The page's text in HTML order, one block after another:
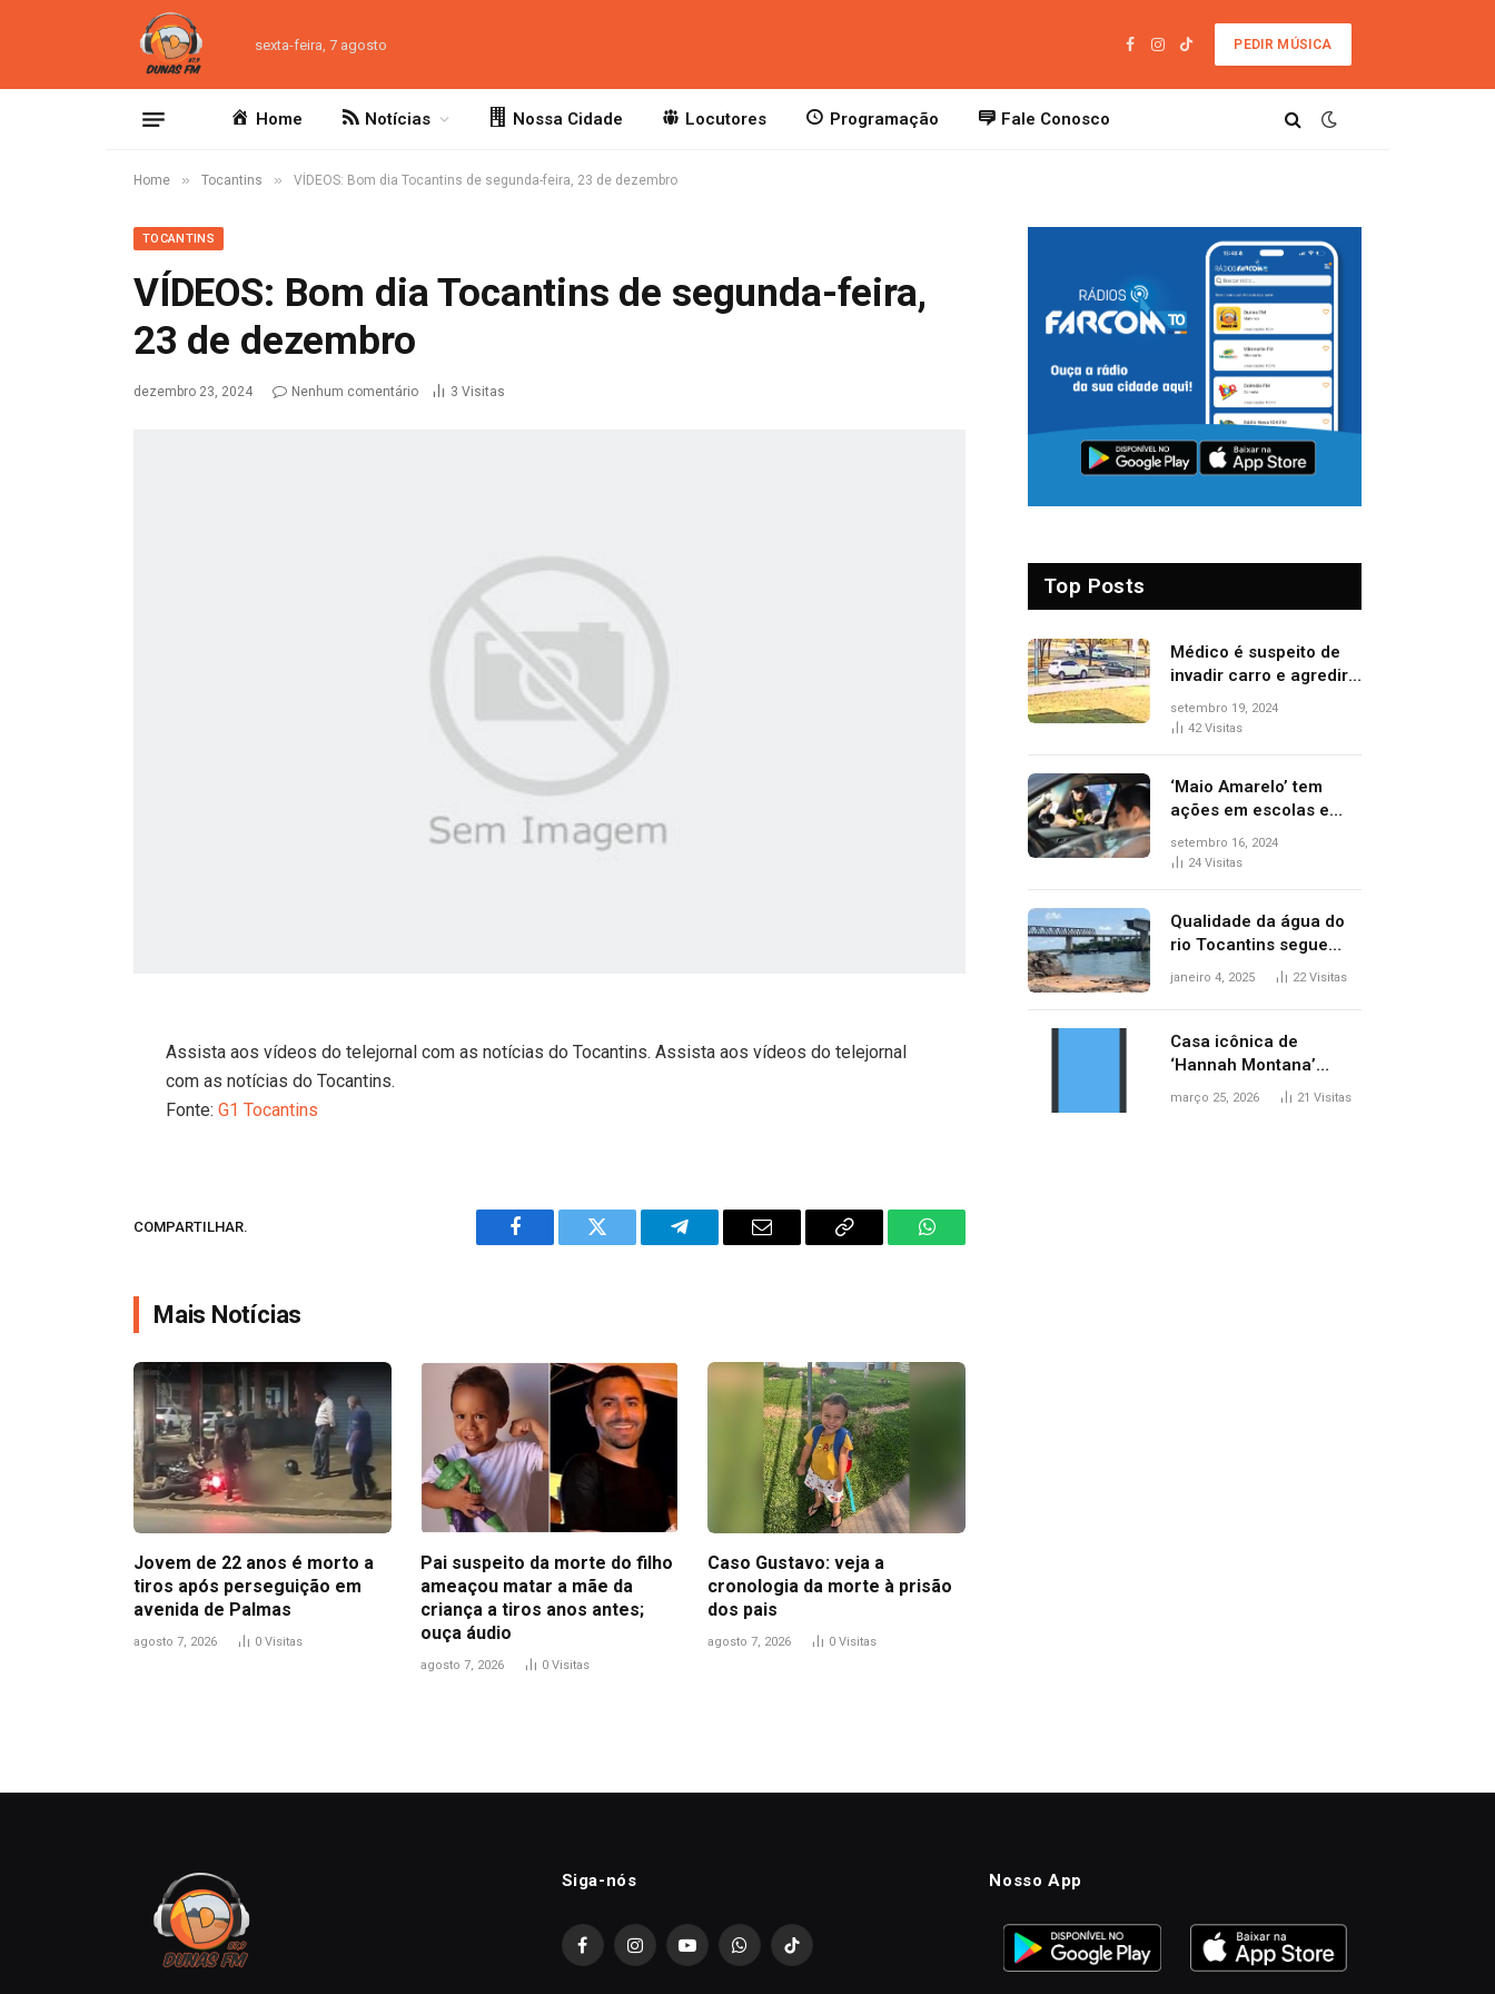
sexta-feira, 7 agosto
Facebook
Instagram
TikTok
PEDIR MÚSICA
Home Notícias Nossa Cidade Locutores Programação Fale Conosco
Home » Tocantins » VÍDEOS: Bom dia Tocantins de segunda-feira, 23 de dezembro
TOCANTINS
VÍDEOS: Bom dia Tocantins de segunda-feira,
23 de dezembro
dezembro 23, 2024 Nenhum comentário 3 Visitas
Assista aos vídeos do telejornal com as notícias do Tocantins. Assista aos vídeos do telejornal
com as notícias do Tocantins.
Fonte:G1 Tocantins
COMPARTILHAR.
Facebook Twitter Telegram Email
Copy
WhatsApp
Mais Notícias
Jovem de 22 anos é morto a
tiros após perseguição em
avenida de Palmas
agosto 7, 2026 0 Visitas
Pai suspeito da morte do filho
ameaçou matar a mãe da
criança a tiros anos antes;
ouça áudio
agosto 7, 2026 0 Visitas
Caso Gustavo: veja a
cronologia da morte à prisão
dos pais
agosto 7, 2026 0 Visitas
Top Posts
Médico é suspeito de
invadir carro e agredir
delegado aposentado
durante confusão no
setembro 19, 2024
42Visitas
‘Maio Amarelo’ tem
ações em escolas e
ruas para prevenir
acidentes no trânsito
setembro 16, 2024
24 Visitas
Qualidade da água do
rio Tocantins segue
sem indicar alterações
afirma ANA
janeiro 4, 2025 22Visitas
Casa icônica de
‘Hannah Montana’
poderá ser alugada por
março 25, 2026 21 Visitas
Siga-nós
FacebookInstagramYouTubeWhatsAppTikTok
Nosso App